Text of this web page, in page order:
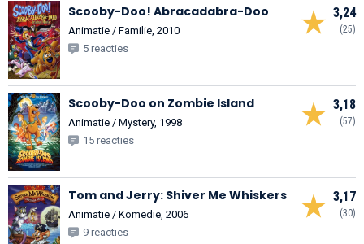
3,24
(25)
Scooby-Doo! Abracadabra-Doo
Animatie / Familie, 2010
5 reacties
3,18
(57)
Scooby-Doo on Zombie Island
Animatie / Mystery, 1998
15 reacties
3,17
(30)
Tom and Jerry: Shiver Me Whiskers
Animatie / Komedie, 2006
9 reacties